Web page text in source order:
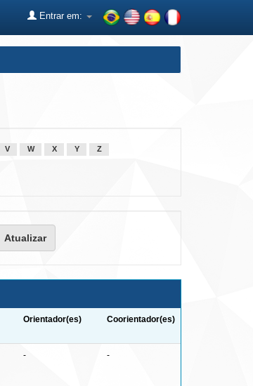
Entrar em:
V W X Y Z
Orientador(es) Coorientador(es)
- -